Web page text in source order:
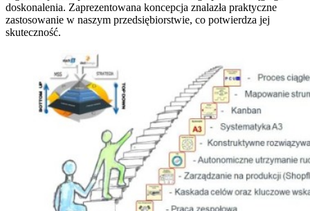
doskonalenia. Zaprezentowana koncepcja znalazła praktyczne
zastosowanie w naszym przedsiębiorstwie, co potwierdza jej
skuteczność.